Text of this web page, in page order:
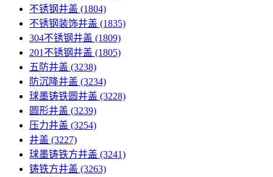
不锈钢井盖 (1804)
不锈钢装饰井盖 (1835)
304不锈钢井盖 (1809)
201不锈钢井盖 (1805)
五防井盖 (3238)
防沉降井盖 (3234)
球墨铸铁圆井盖 (3228)
圆形井盖 (3239)
压力井盖 (3254)
井盖 (3227)
球墨铸铁方井盖 (3241)
铸铁方井盖 (3263)